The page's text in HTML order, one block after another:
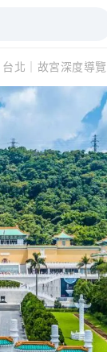
台北｜故宮深度導